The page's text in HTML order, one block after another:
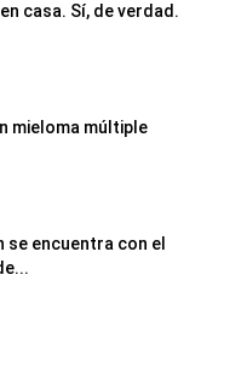
casa. Sí, de verdad.
mieloma múltiple
se encuentra con el